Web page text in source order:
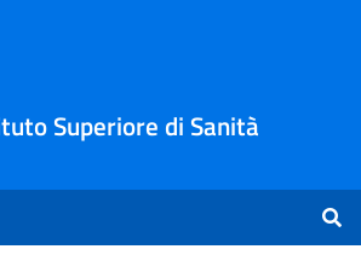
Superiore di Sanità